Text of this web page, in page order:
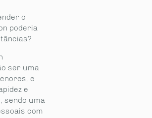
o
poderia
ser uma
e
e
sendo uma
com